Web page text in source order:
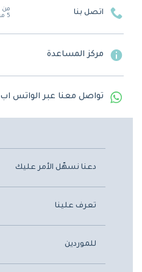
اتصل بنا
5 مساءً
مركز المساعدة
تواصل معنا عبر الواتس اب
دعنا نسهّل الأمر عليك
تعرف علينا
للموردين